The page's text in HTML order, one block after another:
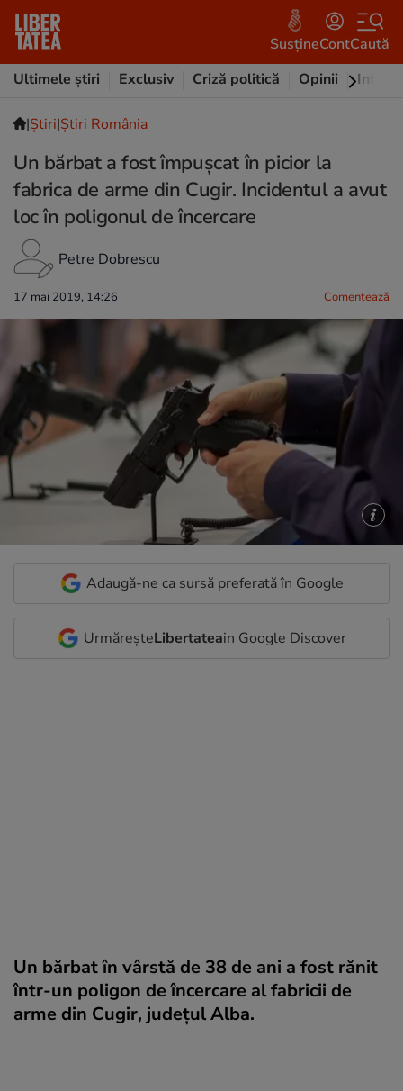
SusțineContCaută
Ultimele știri
Exclusiv Criză politică Opinii
|Ştiri|Știri România
Un bărbat a fost împușcat în picior la
fabrica de arme din Cugir. Incidentul a avut
loc în poligonul de încercare
Petre Dobrescu
17 mai 2019, 14:26 Comentează
Adaugă-ne ca sursă preferată în Google
UrmăreșteLibertateain Google Discover
Un bărbat în vârstă de 38 de ani a fost rănit
într-un poligon de încercare al fabricii de
arme din Cugir, județul Alba.